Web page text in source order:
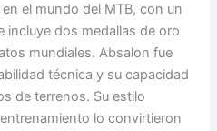
el mundo del MTB, con un
incluye dos medallas de oro
mundiales. Absalon fue
técnica y su capacidad
de terrenos. Su estilo
lo convirtieron